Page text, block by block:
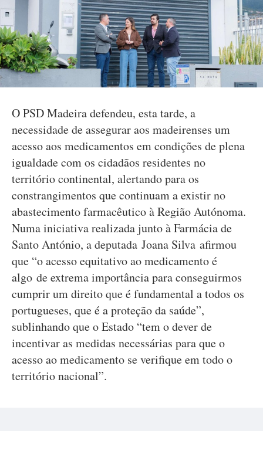
O PSD Madeira defendeu, esta tarde, a
necessidade de assegurar aos madeirenses um
acesso aos medicamentos em condições de plena
igualdade com os cidadãos residentes no
território continental, alertando para os
constrangimentos que continuam a existir no
abastecimento farmacêutico à Região Autónoma.
Numa iniciativa realizada junto à Farmácia de
Santo António, a deputada Joana Silva afirmou
que “o acesso equitativo ao medicamento é
algo de extrema importância para conseguirmos
cumprir um direito que é fundamental a todos os
portugueses, que é a proteção da saúde”,
sublinhando que o Estado “tem o dever de
incentivar as medidas necessárias para que o
acesso ao medicamento se verifique em todo o
território nacional”.